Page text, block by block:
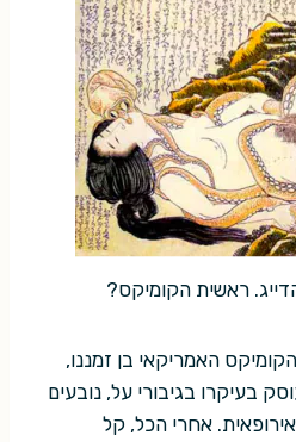
ראשית הקומיקס?
האמריקאי בן זמננו,
בעיקרו בגיבורי על, נובעים
אחרי הכל, קל